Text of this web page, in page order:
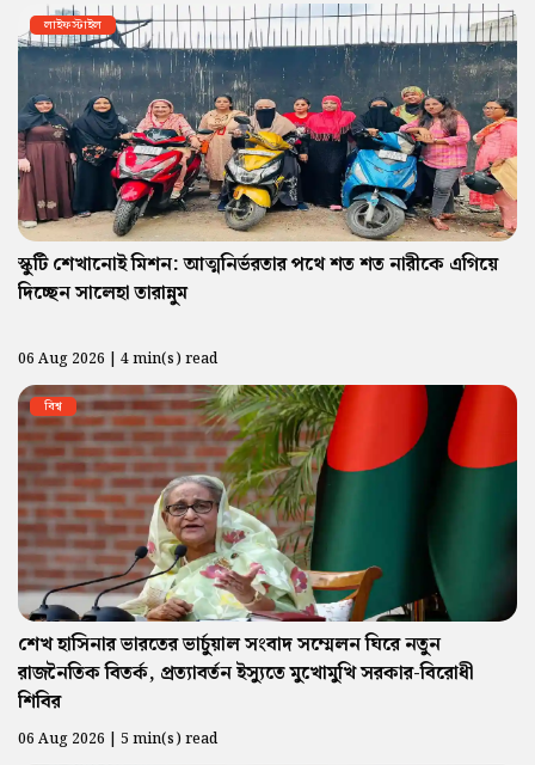
লাইফস্টাইল
স্কুটি শেখানোই মিশন: আত্মনির্ভরতার পথে শত শত নারীকে এগিয়ে
দিচ্ছেন সালেহা তারান্নুম
06 Aug 2026 | 4 min(s) read
বিশ্ব
শেখ হাসিনার ভারতের ভার্চুয়াল সংবাদ সম্মেলন ঘিরে নতুন
রাজনৈতিক বিতর্ক, প্রত্যাবর্তন ইস্যুতে মুখোমুখি সরকার-বিরোধী
শিবির
06 Aug 2026 | 5 min(s) read